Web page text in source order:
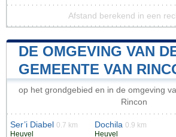
Afstand berekend in een
DE OMGEVING VAN
GEMEENTE VAN
op het grondgebied en in de omgeving
Rincon
Ser’i Diabel 0.7 km
Heuvel
Dochila 0.9 km
Heuvel